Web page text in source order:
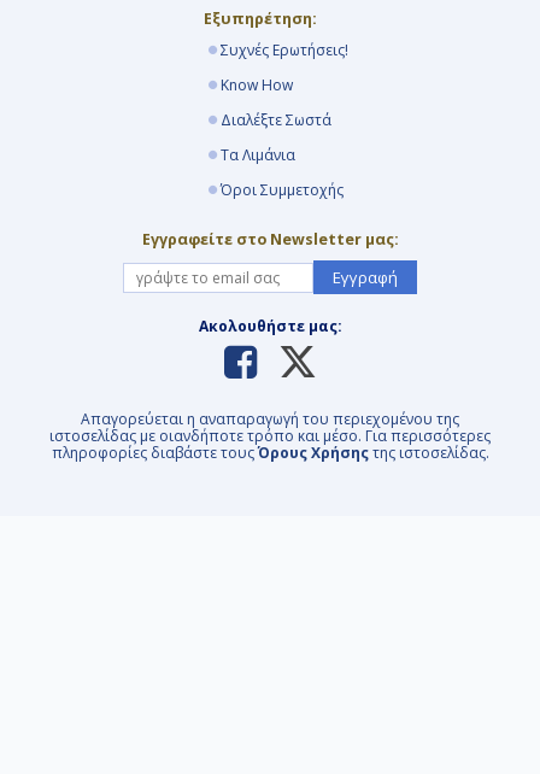
Εξυπηρέτηση:
Συχνές Ερωτήσεις!
Know How
Διαλέξτε Σωστά
Τα Λιμάνια
Όροι Συμμετοχής
Εγγραφείτε στο Newsletter μας:
Εγγραφή
Ακολουθήστε μας:
Απαγορεύεται η αναπαραγωγή του περιεχομένου της
ιστοσελίδας με οιανδήποτε τρόπο και μέσο. Για περισσότερες
πληροφορίες διαβάστε τουςΌρους Χρήσηςτης ιστοσελίδας.